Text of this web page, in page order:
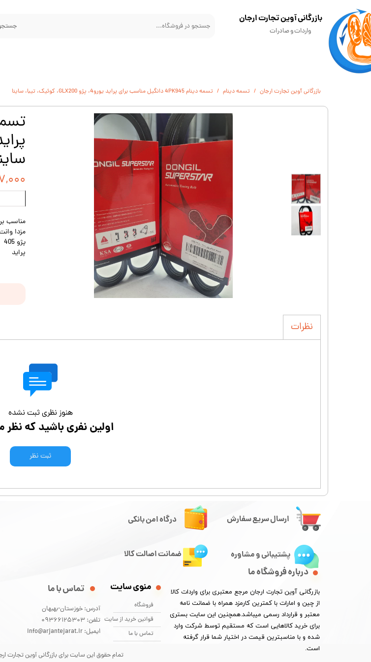
​بازرگانی آوین تجارت ارجان
واردات و صادرات
بازرگانی آوین تجارت ارجان تسمه دینام تسمه دينام 4PK945 دانگيل مناسب برای پراید یورو4، پژو GLX200، کوئیک، تیبا، ساینا
۶۲۷,۰۰۰
مناسب
مزدا
پژو 405
پراید
نظرات
هنوز نظری ثبت نشده
اولین نفری باشید که
ثبت نظر
تمام حقوق این سایت برای بازرگانی آوین تجارت
پشتیبانی و مشاوره ضمانت اصالت کالا
ارسال سریع سفارش درگاه امن بانکی
درباره فروشگاه ما
​بازرگانی آوین تجارت ارجان مرجع معتبری برای واردات کالا
از چین و امارات با کمترین کارمزد همراه با ضمانت نامه
معتبر و قرارداد رسمی میباشد.همچنین این سایت بستری
برای خرید کالاهایی است که مستقیم توسط شرکت وارد
شده و با مناسبترین قیمت در اختیار شما قرار گرفته
است.
تماس با ما
آدرس: خوزستان-بهبهان
تلفن: 09366125303
ایمیل: info@arjantejarat.ir
منوی سایت
فروشگاه
قوانین خرید از سایت
تماس با ما